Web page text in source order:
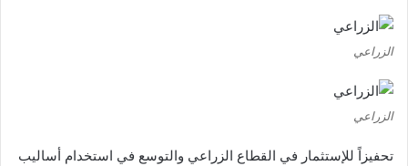
الزراعي
الزراعي
تحفيزاً للإستثمار في القطاع الزراعي والتوسع في استخدام أساليب